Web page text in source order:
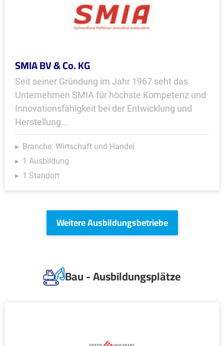
SMIA BV & Co. KG
Seit seiner Gründung im Jahr 1967 seht das
Unternehmen SMIA für höchste Kompetenz und
Innovationsfähigkeit bei der Entwicklung und
Herstellung...
Branche: Wirtschaft und Handel
1 Ausbildung
1 Standort
Weitere Ausbildungsbetriebe
Bau - Ausbildungsplätze